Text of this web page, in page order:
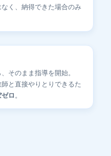
く、納得できた場合のみ
そのまま指導を開始。
と直接やりとりできるた
ロ 。